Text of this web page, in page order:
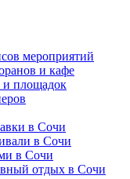
мероприятий
и кафе
и площадок
в Сочи
в Сочи
в Сочи
отдых в Сочи